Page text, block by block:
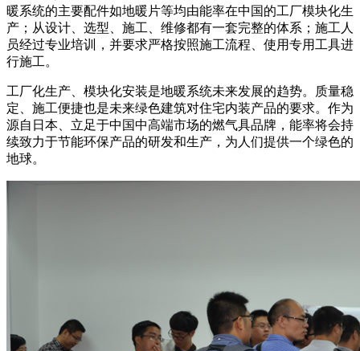
暖系统的主要配件如地暖片等均由能率在中国的工厂模块化生
产；从设计、选型、施工、维修都有一套完整的体系；施工人
员经过专业培训，并要求严格按照施工流程、使用专用工具进
行施工。
工厂化生产、模块化安装是地暖系统未来发展的趋势。质量稳
定、施工便捷也是未来绿色建筑对住宅内装产品的要求。作为
源自日本、立足于中国中高端市场的燃气具品牌，能率将会持
续致力于节能环保产品的研发和生产，为人们提供一个绿色的
地球。